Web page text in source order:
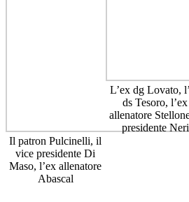
Il patron Pulcinelli, il
vice presidente Di
Maso, l’ex allenatore
Abascal
L’ex dg Lovato,
ds Tesoro, l’ex
allenatore
presidente Neri